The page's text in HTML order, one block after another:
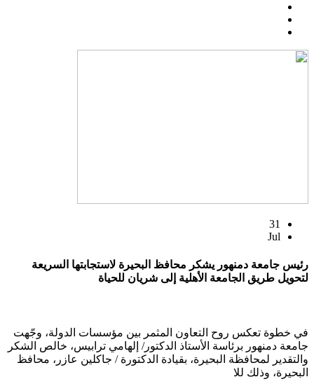
31
Jul
رئيس جامعة دمنهور يشكر محافظ البحيرة لاستجابتها السريعة
لتحويل طريق الجامعة الأهلية إلى شريان للحياة
في خطوة تعكس روح التعاون المثمر بين مؤسسات الدولة، وجّهت
جامعة دمنهور برئاسة الأستاذ الدكتور/ إلهامي ترابيس، خالص الشكر
والتقدير لمحافظة البحيرة، بقيادة الدكتورة / جاكلين عازر، محافظ
البحيرة، وذلك للا